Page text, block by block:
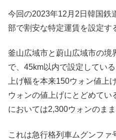
今回の2023年12月2日韓国鉄
部で割安な特定運賃を設定す
釜山広域市と蔚山広域市の境
で、45km以内で設定してい
上げ幅を本来150ウォン値上
ウォンの値上げにとどめてい
においては2,300ウォンのま
これは急行格列車ムグンファ